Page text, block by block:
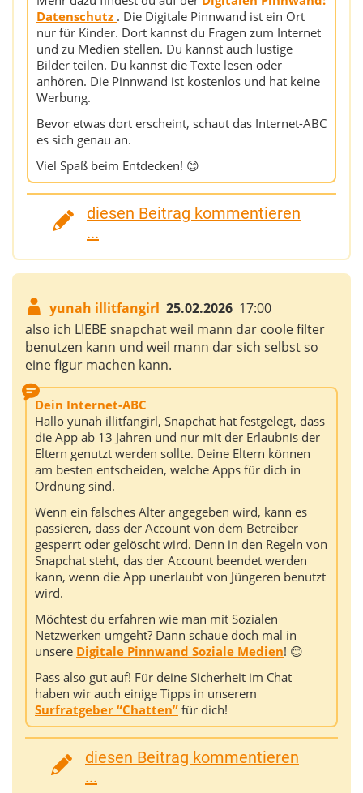
Datenschutz . Die Digitale Pinnwand ist ein Ort
nur für Kinder. Dort kannst du Fragen zum Internet
und zu Medien stellen. Du kannst auch lustige
Bilder teilen. Du kannst die Texte lesen oder
anhören. Die Pinnwand ist kostenlos und hat keine
Werbung.
Bevor etwas dort erscheint, schaut das Internet-ABC
es sich genau an.
Viel Spaß beim Entdecken! 😊
diesen Beitrag kommentieren
...
yunah illitfangirl 25.02.2026 17:00
also ich LIEBE snapchat weil mann dar coole filter
benutzen kann und weil mann dar sich selbst so
eine figur machen kann.
Dein Internet-ABC
Hallo yunah illitfangirl, Snapchat hat festgelegt, dass
die App ab 13 Jahren und nur mit der Erlaubnis der
Eltern genutzt werden sollte. Deine Eltern können
am besten entscheiden, welche Apps für dich in
Ordnung sind.
Wenn ein falsches Alter angegeben wird, kann es
passieren, dass der Account von dem Betreiber
gesperrt oder gelöscht wird. Denn in den Regeln von
Snapchat steht, das der Account beendet werden
kann, wenn die App unerlaubt von Jüngeren benutzt
wird.
Möchtest du erfahren wie man mit Sozialen
Netzwerken umgeht? Dann schaue doch mal in
unsere Digitale Pinnwand Soziale Medien! 😊
Pass also gut auf! Für deine Sicherheit im Chat
haben wir auch einige Tipps in unserem
Surfratgeber “Chatten” für dich!
diesen Beitrag kommentieren
...